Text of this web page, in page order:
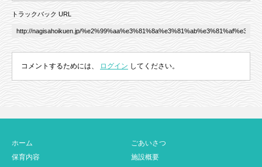
トラックバック URL
コメントするためには、 ログイン してください。
ホーム
ごあいさつ
保育内容
施設概要